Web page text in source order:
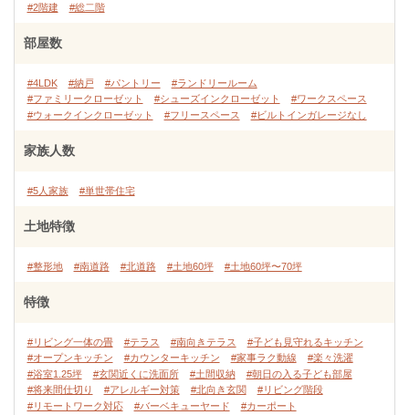
#2階建 #総二階
部屋数
#4LDK #納戸 #パントリー
#ランドリールーム
#ファミリークローゼット
#シューズインクローゼット
#ワークスペース
#ウォークインクローゼット
#フリースペース #ビルトインガレージなし
家族人数
#5人家族 #単世帯住宅
土地特徴
#整形地 #南道路 #北道路 #土地60坪 #土地60坪〜70坪
特徴
#リビング一体の畳 #テラス #南向きテラス
#子ども見守れるキッチン
#オープンキッチン
#カウンターキッチン #家事ラク動線
#楽々洗濯
#浴室1.25坪
#玄関近くに洗面所 #土間収納
#朝日の入る子ども部屋
#将来間仕切り
#アレルギー対策 #北向き玄関
#リビング階段
#リモートワーク対応
#バーベキューヤード
#カーポート